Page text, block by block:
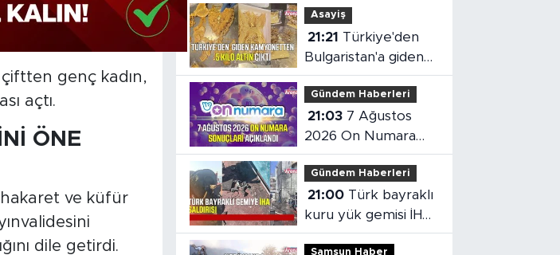
genç kadın,
açtı.
ÖNE
hakaret ve küfür
dile getirdi.
Asayiş
21:21
Bulgaristan'a giden
kamyonetten 5 kilo
altın çıktı
Gündem Haberleri
21:03
2026 On Numara
sonuçları açıklandı
Gündem Haberleri
21:00
kuru yük gemisi İHA
saldırısına uğradı
Samsun Haber